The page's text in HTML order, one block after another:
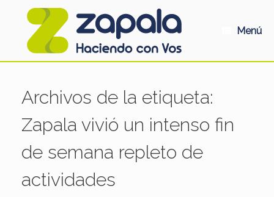
Menú
Archivos de la etiqueta:
Zapala vivió un intenso fin
de semana repleto de
actividades